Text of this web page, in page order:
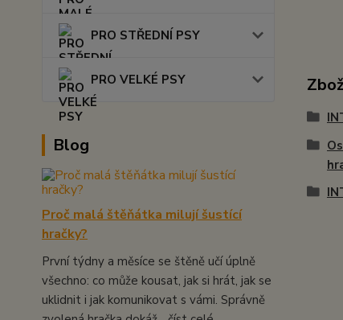
PRO STŘEDNÍ PSY
PRO VELKÉ PSY
Blog
Proč malá štěňátka milují šustící
hračky?
První týdny a měsíce se štěně učí úplně
všechno: co může kousat, jak si hrát, jak se
uklidnit i jak komunikovat s vámi. Správně